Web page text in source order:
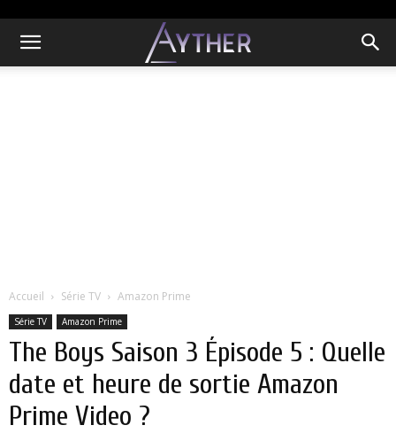
Accueil Série TV Amazon Prime
Série TV Amazon Prime
The Boys Saison 3 Épisode 5 : Quelle
date et heure de sortie Amazon
Prime Video ?